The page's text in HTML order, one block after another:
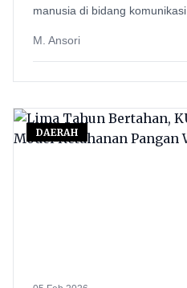
manusia di bidang komunikasi.
M. Ansori
DAERAH